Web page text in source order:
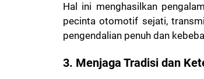
Hal ini menghasilkan
pecinta otomotif sejati,
pengendalian penuh dan
3. Menjaga Tradisi dan